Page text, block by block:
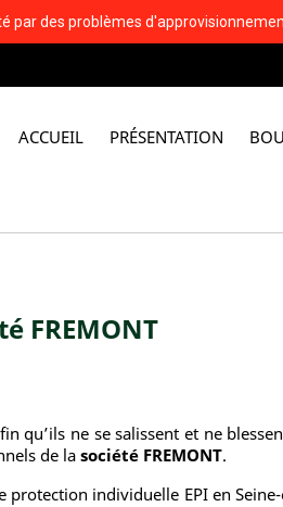
des problèmes
ACCUEIL PRÉSENTATION
FREMONT
qu’ils ne se salissent et ne
de la société FREMONT.
individuelle EPI en